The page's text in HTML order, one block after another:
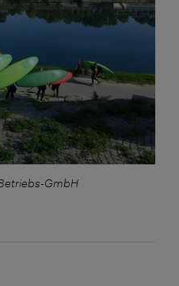
GmbH